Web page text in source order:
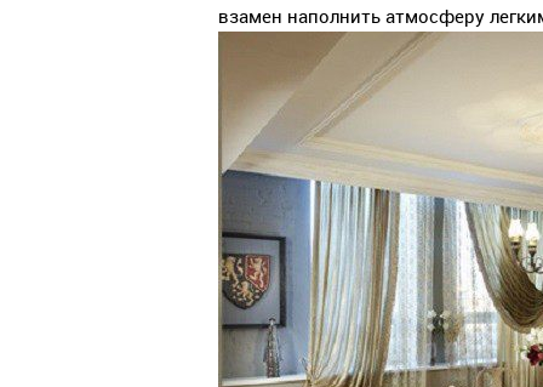
взамен наполнить атмосферу